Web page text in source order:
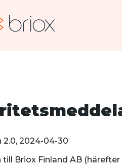
2.0, 2024-04-30
Briox Finland AB